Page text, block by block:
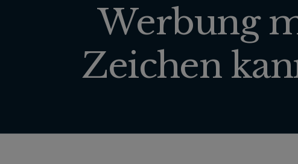
Werbung
Zeichen